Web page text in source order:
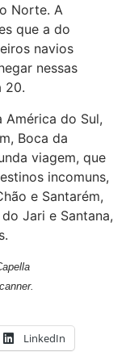
Norte. A
que a do
navios
nessas
20.
América do Sul,
Boca da
viagem, que
incomuns,
e Santarém,
Jari e Santana,
LinkedIn